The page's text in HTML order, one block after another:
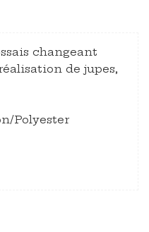
changeant
de jupes,
Polyester